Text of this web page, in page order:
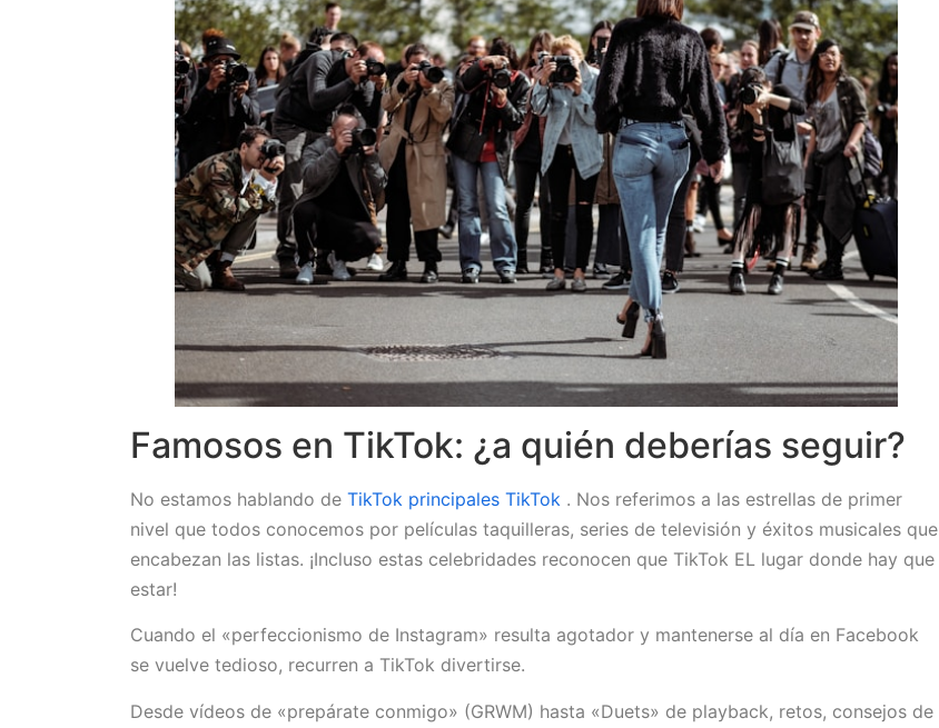
Famosos en TikTok: ¿a quién deberías seguir?
No estamos hablando de TikTok principales TikTok . Nos referimos a las estrellas de primer
nivel que todos conocemos por películas taquilleras, series de televisión y éxitos musicales que
encabezan las listas. ¡Incluso estas celebridades reconocen que TikTok EL lugar donde hay que
estar!
Cuando el «perfeccionismo de Instagram» resulta agotador y mantenerse al día en Facebook
se vuelve tedioso, recurren a TikTok divertirse.
Desde vídeos de «prepárate conmigo» (GRWM) hasta «Duets» de playback, retos, consejos de